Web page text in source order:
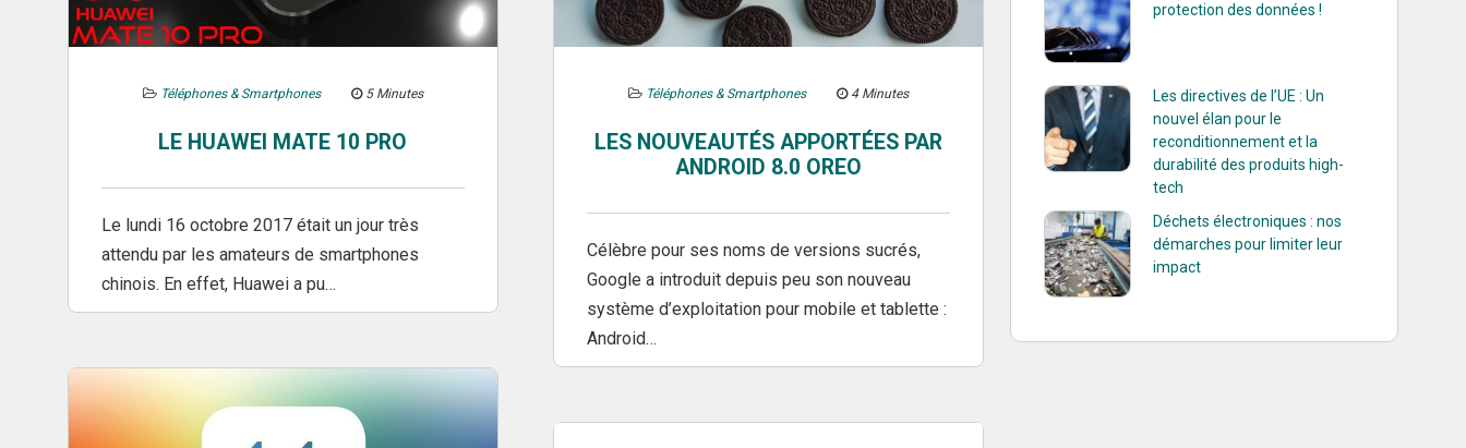
Téléphones & Smartphones 5 Minutes
LE HUAWEI MATE 10 PRO
Le lundi 16 octobre 2017 était un jour très
attendu par les amateurs de smartphones
chinois. En effet, Huawei a pu…
Téléphones & Smartphones 4 Minutes
LES NOUVEAUTÉS APPORTÉES PAR
ANDROID 8.0 OREO
Célèbre pour ses noms de versions sucrés,
Google a introduit depuis peu son nouveau
système d’exploitation pour mobile et tablette :
Android…
protection des données !
Les directives de l’UE : Un
nouvel élan pour le
reconditionnement et la
durabilité des produits high-
tech
Déchets électroniques : nos
démarches pour limiter leur
impact